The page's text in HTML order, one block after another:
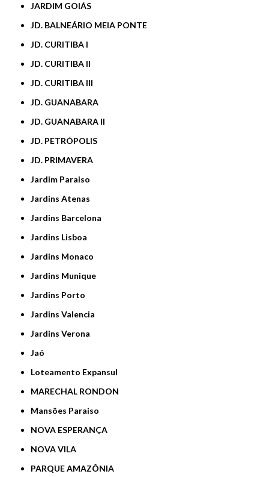
JARDIM GOIÁS
JD. BALNEÁRIO MEIA PONTE
JD. CURITIBA I
JD. CURITIBA II
JD. CURITIBA III
JD. GUANABARA
JD. GUANABARA II
JD. PETRÓPOLIS
JD. PRIMAVERA
Jardim Paraiso
Jardins Atenas
Jardins Barcelona
Jardins Lisboa
Jardins Monaco
Jardins Munique
Jardins Porto
Jardins Valencia
Jardins Verona
Jaó
Loteamento Expansul
MARECHAL RONDON
Mansões Paraiso
NOVA ESPERANÇA
NOVA VILA
PARQUE AMAZÔNIA